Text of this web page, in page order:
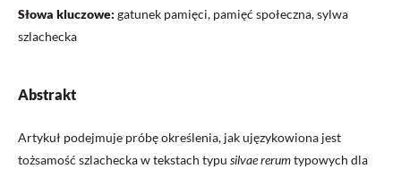
Słowa kluczowe: gatunek pamięci, pamięć społeczna, sylwa
szlachecka
Abstrakt
Artykuł podejmuje próbę określenia, jak ujęzykowiona jest
tożsamość szlachecka w tekstach typu silvae rerumtypowych dla